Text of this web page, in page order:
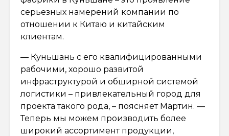
серьезных намерений компании по
отношении к Китаю и китайским
клиентам.
— Куньшань с его квалифицированными
рабочими, хорошо развитой
инфраструктурой и обширной системой
логистики – привлекательный город для
проекта такого рода, – поясняет Мартин. —
Теперь мы можем производить более
широкий ассортимент продукции,